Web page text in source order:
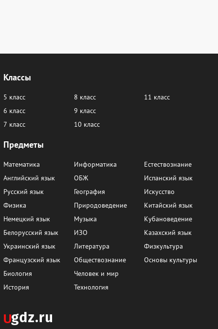
Классы
5 класс
6 класс
7 класс
8 класс
9 класс
10 класс
11 класс
Предметы
Математика
Английский язык
Русский язык
Физика
Немецкий язык
Белорусский язык
Украинский язык
Французский язык
Биология
История
Информатика
ОБЖ
География
Природоведение
Музыка
ИЗО
Литература
Обществознание
Человек и мир
Технология
Естествознание
Испанский язык
Искусство
Китайский язык
Кубановедение
Казахский язык
Физкультура
Основы культуры